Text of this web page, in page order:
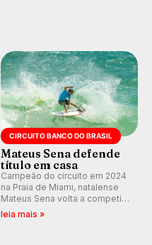
CIRCUITO BANCO DO BRASIL
Mateus Sena defende
título em casa
Campeão do circuito em 2024
na Praia de Miami, natalense
Mateus Sena volta a competir
em casa em busca de manter a
leia mais »